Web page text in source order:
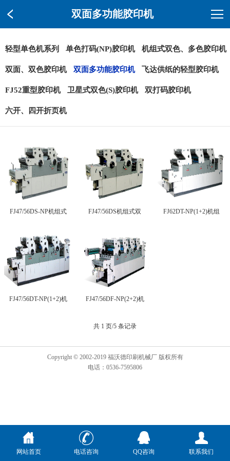
双面多功能胶印机
轻型单色机系列 单色打码(NP)胶印机 机组式双色、多色胶印机
双面、双色胶印机 双面多功能胶印机 飞达供纸的轻型胶印机
FJ52重型胶印机 卫星式双色(S)胶印机 双打码胶印机
六开、四开折页机
FJ47/56DS-NP机组式 FJ47/56DS机组式双 FJ62DT-NP(1+2)机组
FJ47/56DT-NP(1+2)机 FJ47/56DF-NP(2+2)机
共 1 页/5 条记录
Copyright © 2002-2019 福沃德印刷机械厂 版权所有
电话：0536-7595806
网站首页 电话咨询 QQ咨询 联系我们